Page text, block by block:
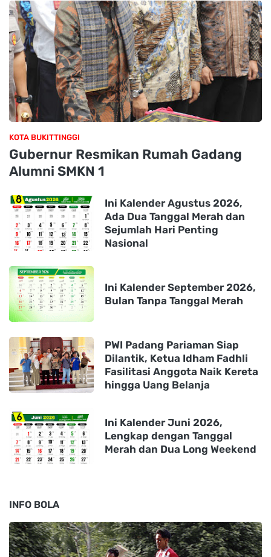
KOTA BUKITTINGGI
Gubernur Resmikan Rumah Gadang
Alumni SMKN 1
Ini Kalender Agustus 2026,
Ada Dua Tanggal Merah dan
Sejumlah Hari Penting
Nasional
Ini Kalender September 2026,
Bulan Tanpa Tanggal Merah
PWI Padang Pariaman Siap
Dilantik, Ketua Idham Fadhli
Fasilitasi Anggota Naik Kereta
hingga Uang Belanja
Ini Kalender Juni 2026,
Lengkap dengan Tanggal
Merah dan Dua Long Weekend
INFO BOLA